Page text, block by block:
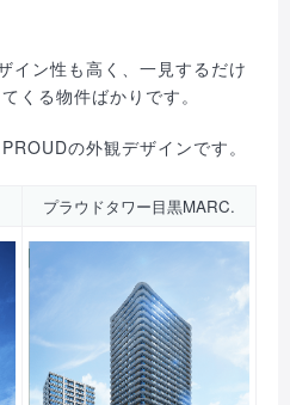
イン性も高く、一見するだけ
くる物件ばかりです。
の外観デザインです。
プラウドタワー目黒MARC.